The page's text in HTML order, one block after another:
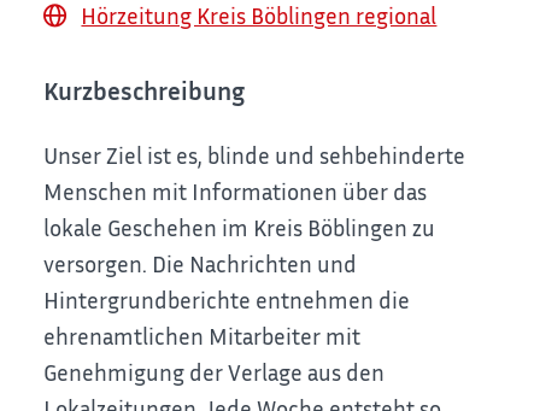
Hörzeitung Kreis Böblingen regional
Kurzbeschreibung
Unser Ziel ist es, blinde und sehbehinderte
Menschen mit Informationen über das
lokale Geschehen im Kreis Böblingen zu
versorgen. Die Nachrichten und
Hintergrundberichte entnehmen die
ehrenamtlichen Mitarbeiter mit
Genehmigung der Verlage aus den